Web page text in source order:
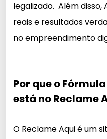
legalizado. Além disso,
reais e resultados
no empreendimento
Por que o
está no Reclame
O Reclame Aqui é um